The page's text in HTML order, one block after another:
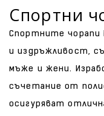
Спортни
Спортните чорапи
и издръжливост,
мъже и жени.
съчетание от
осигуряват